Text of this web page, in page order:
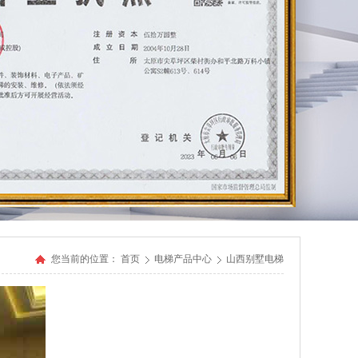
您当前的位置： 首页 电梯产品中心 山西别墅电梯